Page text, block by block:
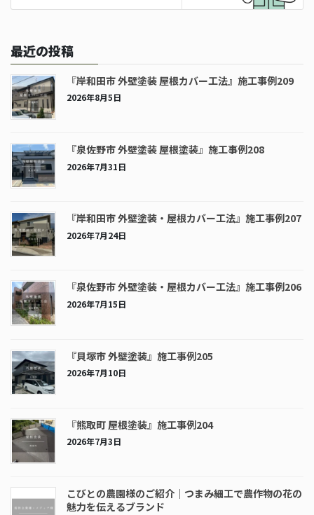
最近の投稿
『岸和田市 外壁塗装 屋根カバー工法』施工事例209
2026年8月5日
『泉佐野市 外壁塗装 屋根塗装』施工事例208
2026年7月31日
『岸和田市 外壁塗装・屋根カバー工法』施工事例207
2026年7月24日
『泉佐野市 外壁塗装・屋根カバー工法』施工事例206
2026年7月15日
『貝塚市 外壁塗装』施工事例205
2026年7月10日
『熊取町 屋根塗装』施工事例204
2026年7月3日
こびとの農園様のご紹介｜つまみ細工で農作物の花の
魅力を伝えるブランド